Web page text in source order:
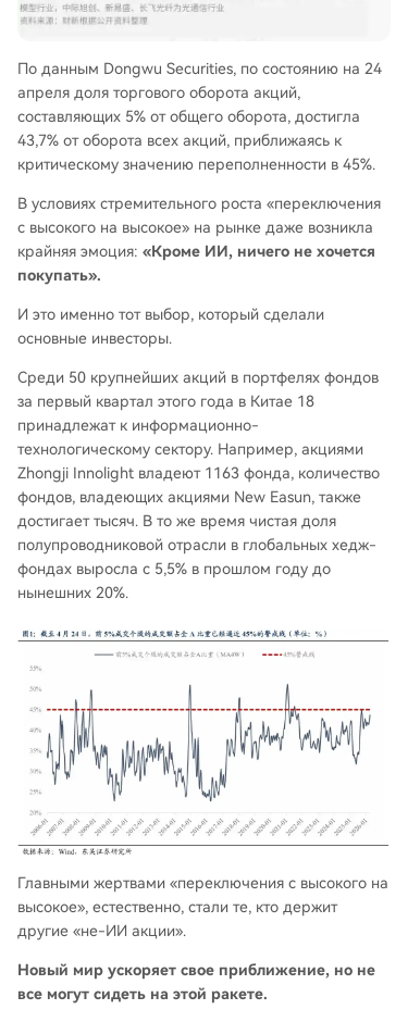
По данным Dongwu Securities, по состоянию на 24
апреля доля торгового оборота акций,
составляющих 5% от общего оборота, достигла
43,7% от оборота всех акций, приближаясь к
критическому значению переполненности в 45%.
В условиях стремительного роста «переключения
с высокого на высокое» на рынке даже возникла
крайняя эмоция: «Кроме ИИ, ничего не хочется
покупать».
И это именно тот выбор, который сделали
основные инвесторы.
Среди 50 крупнейших акций в портфелях фондов
за первый квартал этого года в Китае 18
принадлежат к информационно-
технологическому сектору. Например, акциями
Zhongji Innolight владеют 1163 фонда, количество
фондов, владеющих акциями New Easun, также
достигает тысяч. В то же время чистая доля
полупроводниковой отрасли в глобальных хедж-
фондах выросла с 5,5% в прошлом году до
нынешних 20%.
Главными жертвами «переключения с высокого на
высокое», естественно, стали те, кто держит
другие «не-ИИ акции».
Новый мир ускоряет свое приближение, но не
все могут сидеть на этой ракете.